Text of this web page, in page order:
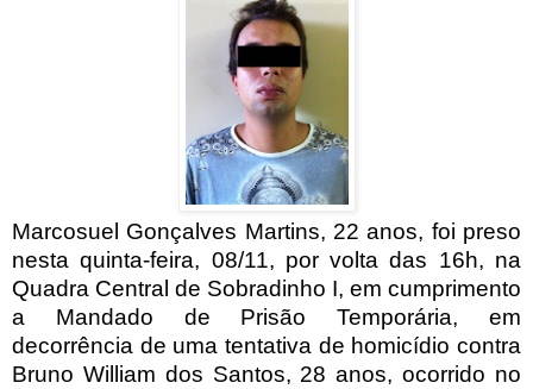
Marcosuel Gonçalves Martins, 22 anos, foi preso
nesta quinta-feira, 08/11, por volta das 16h, na
Quadra Central de Sobradinho I, em cumprimento
a Mandado de Prisão Temporária, em
decorrência de uma tentativa de homicídio contra
Bruno William dos Santos, 28 anos, ocorrido no